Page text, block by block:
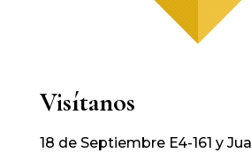
Visítanos
18 de Septiembre E4-161 y